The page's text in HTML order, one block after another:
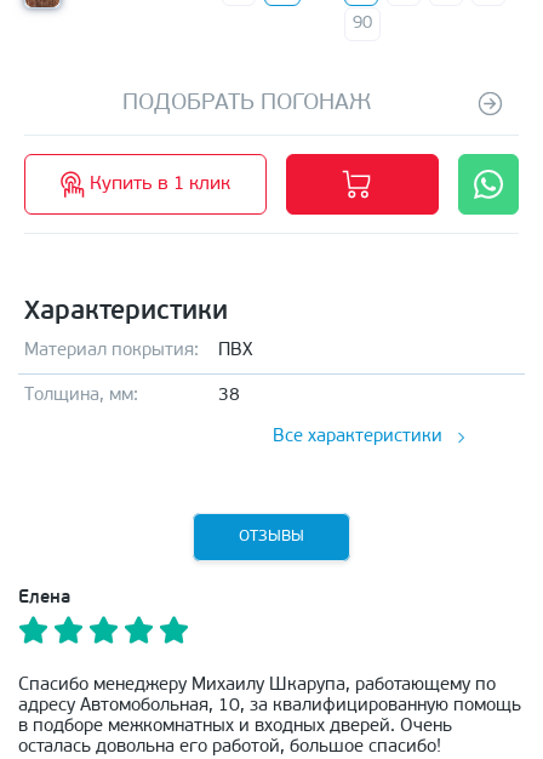
90
ПОДОБРАТЬ ПОГОНАЖ
Купить в 1 клик
Характеристики
Материал покрытия: ПВХ
Толщина, мм: 38
Все характеристики
ОТЗЫВЫ
Елена
Спасибо менеджеру Михаилу Шкарупа, работающему по
адресу Автомобольная, 10, за квалифицированную помощь
в подборе межкомнатных и входных дверей. Очень
осталась довольна его работой, большое спасибо!